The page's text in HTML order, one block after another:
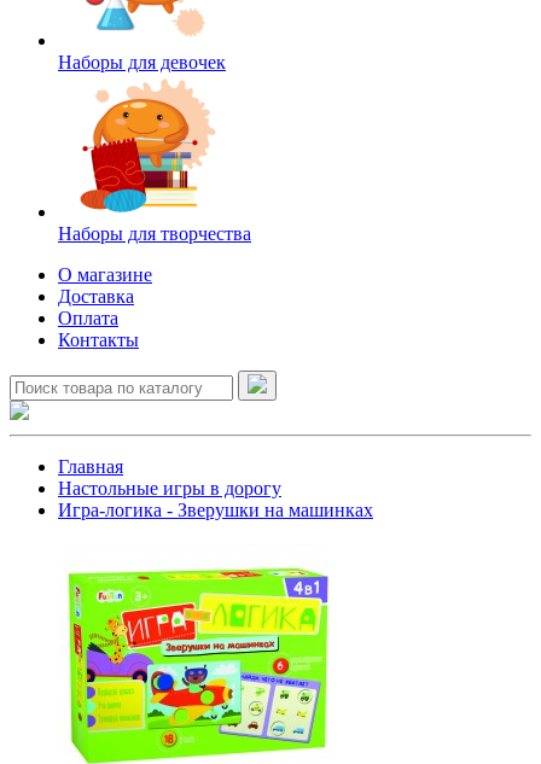
Наборы для девочек
Наборы для творчества
О магазине
Доставка
Оплата
Контакты
Главная
Настольные игры в дорогу
Игра-логика - Зверушки на машинках